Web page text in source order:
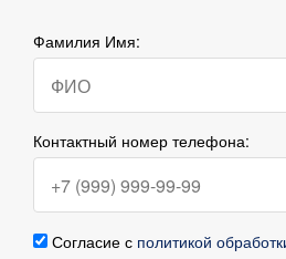
Фамилия Имя:
Контактный номер телефона:
Согласие с политикой